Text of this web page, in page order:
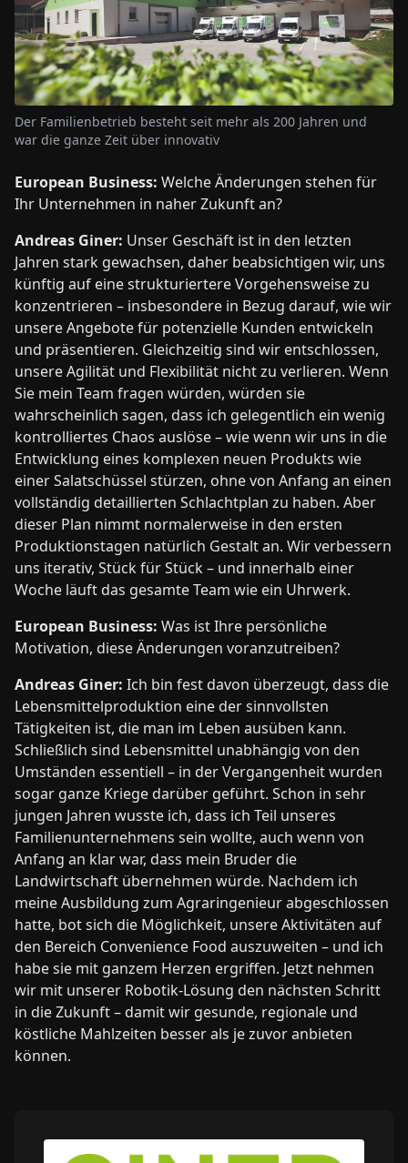
Der Familienbetrieb besteht seit mehr als 200 Jahren und
war die ganze Zeit über innovativ
European Business: Welche Änderungen stehen für
Ihr Unternehmen in naher Zukunft an?
Andreas Giner: Unser Geschäft ist in den letzten
Jahren stark gewachsen, daher beabsichtigen wir, uns
künftig auf eine strukturiertere Vorgehensweise zu
konzentrieren – insbesondere in Bezug darauf, wie wir
unsere Angebote für potenzielle Kunden entwickeln
und präsentieren. Gleichzeitig sind wir entschlossen,
unsere Agilität und Flexibilität nicht zu verlieren. Wenn
Sie mein Team fragen würden, würden sie
wahrscheinlich sagen, dass ich gelegentlich ein wenig
kontrolliertes Chaos auslöse – wie wenn wir uns in die
Entwicklung eines komplexen neuen Produkts wie
einer Salatschüssel stürzen, ohne von Anfang an einen
vollständig detaillierten Schlachtplan zu haben. Aber
dieser Plan nimmt normalerweise in den ersten
Produktionstagen natürlich Gestalt an. Wir verbessern
uns iterativ, Stück für Stück – und innerhalb einer
Woche läuft das gesamte Team wie ein Uhrwerk.
European Business: Was ist Ihre persönliche
Motivation, diese Änderungen voranzutreiben?
Andreas Giner: Ich bin fest davon überzeugt, dass die
Lebensmittelproduktion eine der sinnvollsten
Tätigkeiten ist, die man im Leben ausüben kann.
Schließlich sind Lebensmittel unabhängig von den
Umständen essentiell – in der Vergangenheit wurden
sogar ganze Kriege darüber geführt. Schon in sehr
jungen Jahren wusste ich, dass ich Teil unseres
Familienunternehmens sein wollte, auch wenn von
Anfang an klar war, dass mein Bruder die
Landwirtschaft übernehmen würde. Nachdem ich
meine Ausbildung zum Agraringenieur abgeschlossen
hatte, bot sich die Möglichkeit, unsere Aktivitäten auf
den Bereich Convenience Food auszuweiten – und ich
habe sie mit ganzem Herzen ergriffen. Jetzt nehmen
wir mit unserer Robotik-Lösung den nächsten Schritt
in die Zukunft – damit wir gesunde, regionale und
köstliche Mahlzeiten besser als je zuvor anbieten
können.